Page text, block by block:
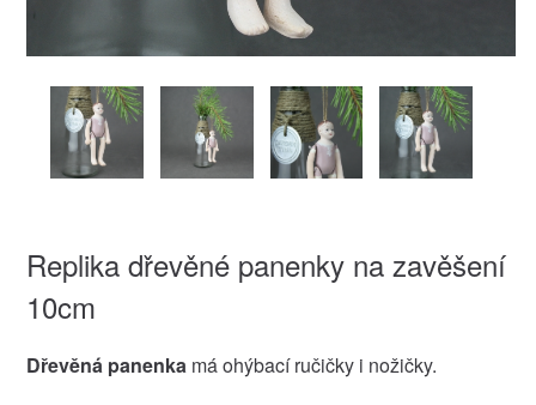
Replika dřevěné panenky na zavěšení
10cm
Dřevěná panenkamá ohýbací ručičky i nožičky.